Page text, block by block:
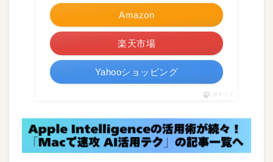
Amazon
楽天市場
Yahooショッピング
ポチップ